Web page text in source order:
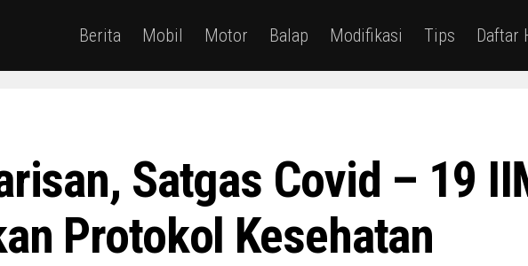
Berita Mobil Motor Balap Modifikasi Tips Daftar
Satgas Covid – 19
Protokol Kesehatan